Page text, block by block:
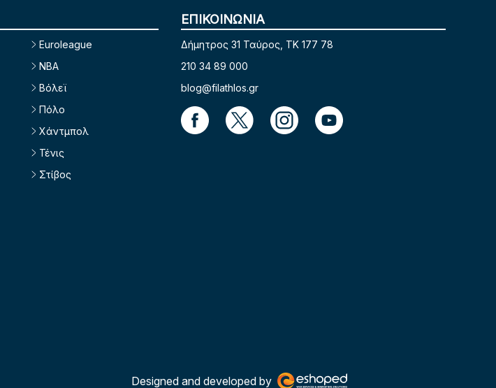
Euroleague
NBA
Βόλεϊ
Πόλο
Χάντμπολ
Τένις
Στίβος
ΕΠΙΚΟΙΝΩΝΙΑ
Δήμητρος 31 Ταύρος, TK 177 78
210 34 89 000
blog@filathlos.gr
Designed and developed by